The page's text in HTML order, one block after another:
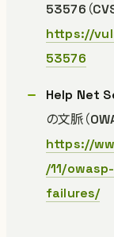
53576（
https://
53576
Help Net
の文脈（
https://
/11/
failures/